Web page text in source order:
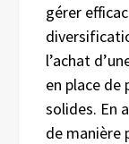
gérer
l’achat
en place de
solides. En
de manière